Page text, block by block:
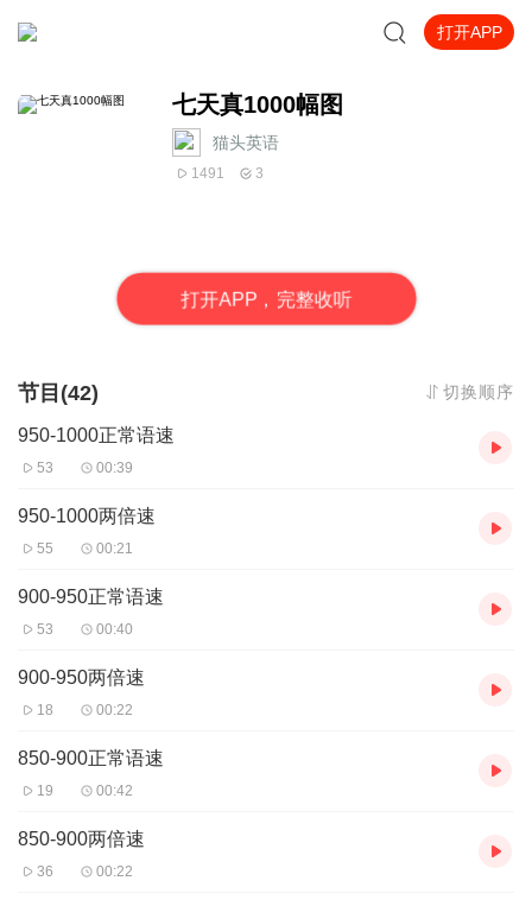
打开APP
七天真1000幅图
猫头英语
1491 3
打开APP，完整收听
节目(42) 切换顺序
950-1000正常语速
53 00:39
950-1000两倍速
55 00:21
900-950正常语速
53 00:40
900-950两倍速
18 00:22
850-900正常语速
19 00:42
850-900两倍速
36 00:22